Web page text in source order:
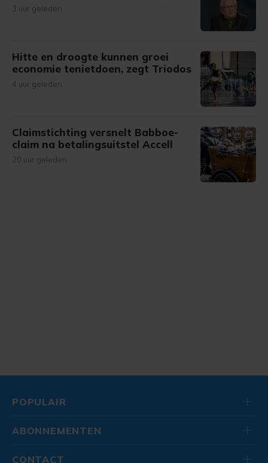
3 uur geleden
Hitte en droogte kunnen groei
economie tenietdoen, zegt Triodos
4 uur geleden
Claimstichting versnelt Babboe-
claim na betalingsuitstel Accell
20 uur geleden
POPULAIR
ABONNEMENTEN
CONTACT